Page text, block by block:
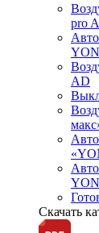
pro
AD
Скачать